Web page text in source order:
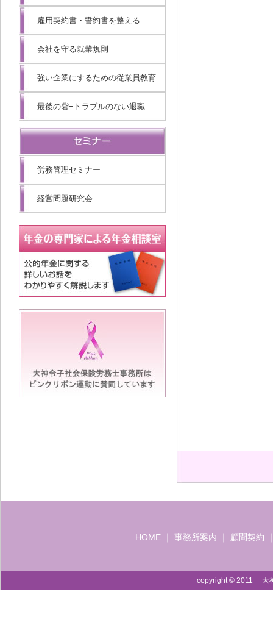
雇用契約書・誓約書を整える
会社を守る就業規則
強い企業にするための従業員教育
最後の砦−トラブルのない退職
労務管理セミナー
経営問題研究会
HOME 事務所案内 顧問契約
copyright © 2011 大